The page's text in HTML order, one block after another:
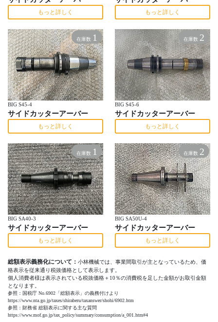
もっと詳しく もっと詳しく
在庫数 1
BIG S45-4
サイドカッターアーバー
もっと詳しく
在庫数 2
BIG S45-6
サイドカッターアーバー
もっと詳しく
在庫数 1
BIG SA40-3
サイドカッターアーバー
もっと詳しく
在庫数 2
BIG SA50U-4
サイドカッターアーバー
もっと詳しく
総額表示義務化について： 小林機械では、事業間取引が主となっているため、価
格表示を従来通り税抜価格として表示します。
個人消費者様は表示されている税抜価格＋10％の消費税を足した金額がお取引金額
となります。
参照：国税庁 No.6902「総額表示」の義務付けより
https://www.nta.go.jp/taxes/shiraberu/taxanswer/shohi/6902.htm
参照：財務省 総額表示に関する主な質問
https://www.mof.go.jp/tax_policy/summary/consumption/a_001.htm#4